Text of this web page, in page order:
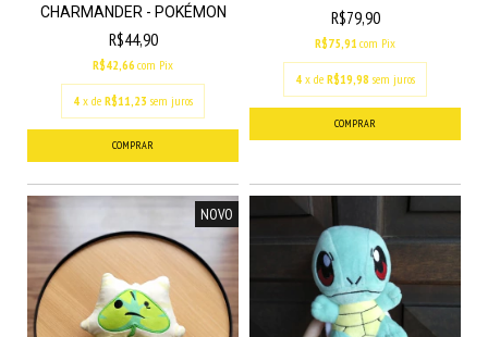
CHARMANDER - POKÉMON
R$44,90
R$42,66 com Pix
4 x de R$11,23 sem juros
R$79,90
R$75,91 com Pix
4 x de R$19,98 sem juros
NOVO